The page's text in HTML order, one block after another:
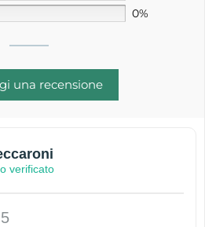
0%
una recensione
verificato